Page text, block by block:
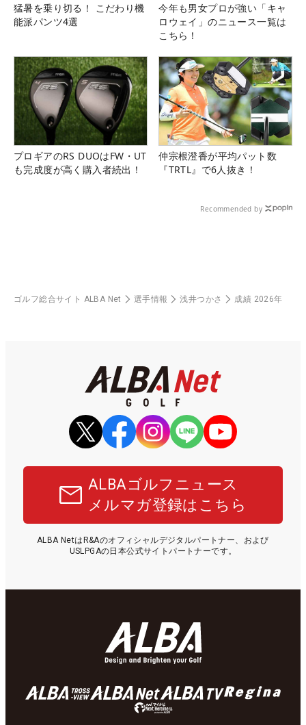
猛暑を乗り切る！ こだわり機
能派パンツ4選
今年も男女プロが強い「キャ
ロウェイ」のニュース一覧は
こちら！
プロギアのRS DUOはFW・UT
も完成度が高く購入者続出！
仲宗根澄香が平均パット数
『TRTL』で6人抜き！
Recommended by
ゴルフ総合サイト ALBA Net 選手情報 浅井つかさ 成績 2026年
ALBAゴルフニュース
メルマガ登録はこちら
ALBA NetはR&Aのオフィシャルデジタルパートナー、および
USLPGAの日本公式サイトパートナーです。